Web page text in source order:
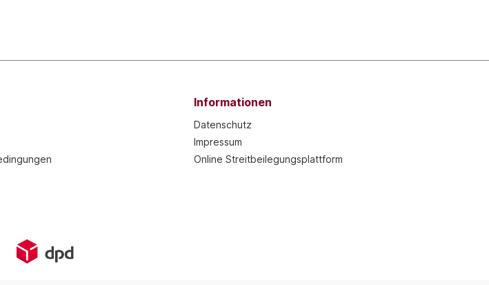
Informationen
Datenschutz
Impressum
Online Streitbeilegungsplattform